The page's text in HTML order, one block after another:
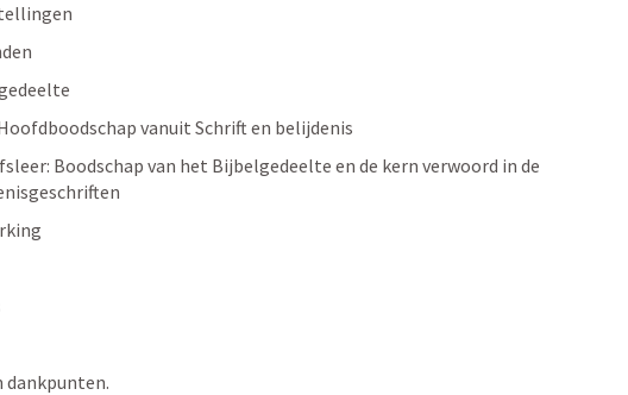
vanuit Schrift en belijdenis
Boodschap van het Bijbelgedeelte en de kern verwoord in de
dankpunten.